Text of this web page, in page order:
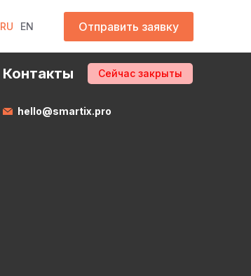
RU EN Отправить заявку
Контакты Сейчас закрыты
hello@smartix.pro